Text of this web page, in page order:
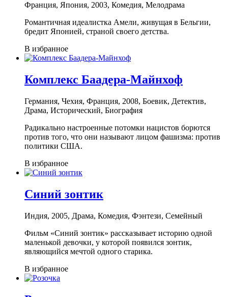
Франция, Япония, 2003, Комедия, Мелодрама
Романтичная идеалистка Амели, живущая в Бельгии,
бредит Японией, страной своего детства.
В избранное
Комплекс Баадера-Майнхоф
Германия, Чехия, Франция, 2008, Боевик, Детектив,
Драма, Исторический, Биография
Радикально настроенные потомки нацистов борются
против того, что они называют лицом фашизма: против
политики США.
В избранное
Синий зонтик
Индия, 2005, Драма, Комедия, Фэнтези, Семейный
Фильм «Синий зонтик» рассказывает историю одной
маленькой девочки, у которой появился зонтик,
являющийся мечтой одного старика.
В избранное